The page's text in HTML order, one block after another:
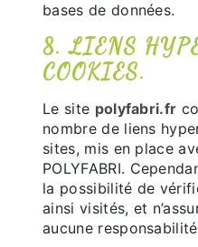
bases de données.
8. LIENS
COOKIES.
Le site polyfabri.fr
nombre de liens
sites, mis en place
POLYFABRI.
la possibilité de
ainsi visités, et
aucune